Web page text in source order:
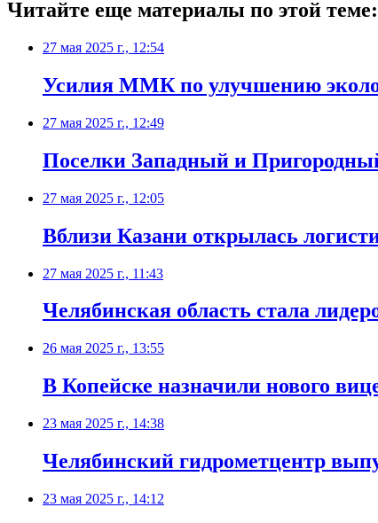
Читайте еще материалы по этой теме:
27 мая 2025 г., 12:54
Усилия ММК по улучшению
27 мая 2025 г., 12:49
Поселки Западный и
27 мая 2025 г., 12:05
Вблизи Казани открылась
27 мая 2025 г., 11:43
Челябинская область стала
26 мая 2025 г., 13:55
В Копейске назначили нового
23 мая 2025 г., 14:38
Челябинский гидрометцентр
23 мая 2025 г., 14:12